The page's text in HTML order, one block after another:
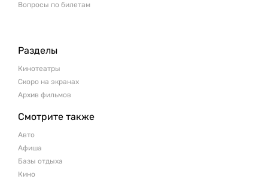
Вопросы по билетам
Разделы
Кинотеатры
Скоро на экранах
Архив фильмов
Смотрите также
Авто
Афиша
Базы отдыха
Кино